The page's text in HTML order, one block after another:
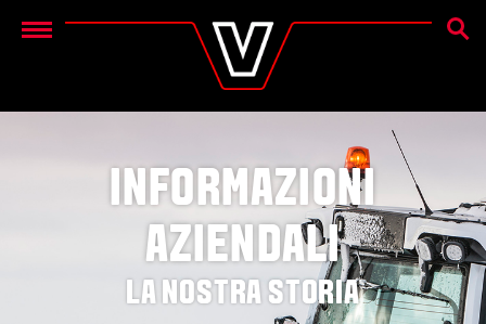
Menu
CERCA
INFORMAZIONI
AZIENDALI
LA NOSTRA STORIA